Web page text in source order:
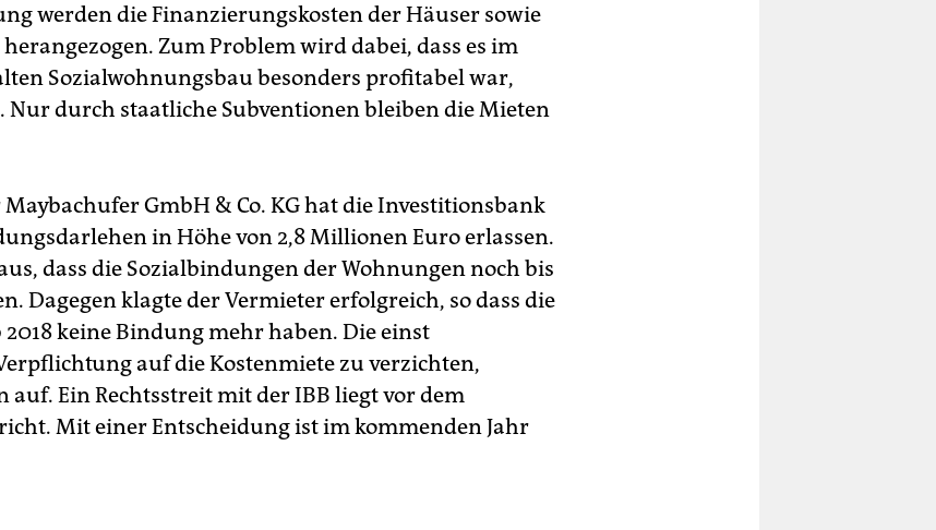
werden die Finanzierungskosten der Häuser sowie
Zum Problem wird dabei, dass es im
Sozialwohnungsbau besonders profitabel war,
Nur durch staatliche Subventionen bleiben die Mieten
GmbH & Co. KG hat die Investitionsbank
in Höhe von 2,8 Millionen Euro erlassen.
dass die Sozialbindungen der Wohnungen noch bis
Dagegen klagte der Vermieter erfolgreich, so dass die
keine Bindung mehr haben. Die einst
auf die Kostenmiete zu verzichten,
auf. Ein Rechtsstreit mit der IBB liegt vor dem
Mit einer Entscheidung ist im kommenden Jahr